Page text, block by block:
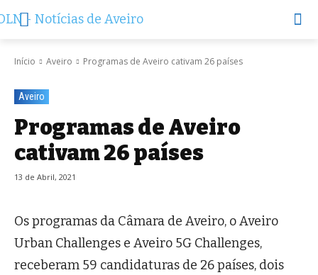
Início Aveiro Programas de Aveiro cativam 26 países
Aveiro
Programas de Aveiro
cativam 26 países
13 de Abril, 2021
Os programas da Câmara de Aveiro, o Aveiro
Urban Challenges e Aveiro 5G Challenges,
receberam 59 candidaturas de 26 países, dois